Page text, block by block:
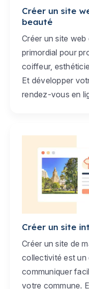
Créer un site
beauté
Créer un site
primordial pour
coiffeur,
Et développer
rendez-vous en
Créer un site
Créer un site de
collectivité est un
communiquer
votre commune.